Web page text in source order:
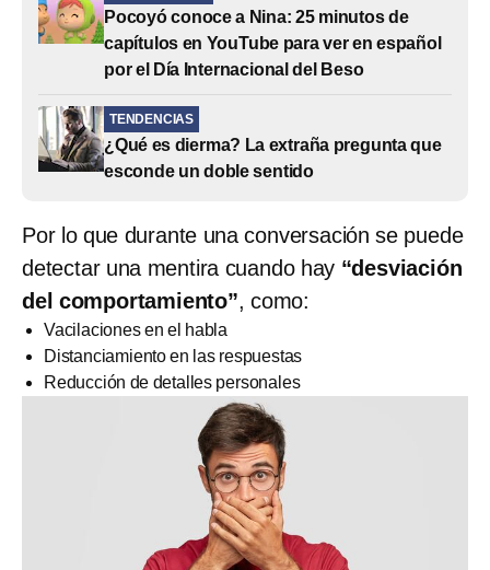
Pocoyó conoce a Nina: 25 minutos de
capítulos en YouTube para ver en español
por el Día Internacional del Beso
TENDENCIAS
¿Qué es dierma? La extraña pregunta que
esconde un doble sentido
Por lo que durante una conversación se puede
detectar una mentira cuando hay “desviación
del comportamiento”, como:
Vacilaciones en el habla
Distanciamiento en las respuestas
Reducción de detalles personales